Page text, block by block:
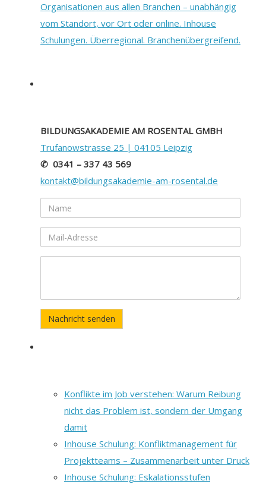
Organisationen aus allen Branchen – unabhängig
vom Standort, vor Ort oder online. Inhouse
Schulungen. Überregional. Branchenübergreifend.
BILDUNGSAKADEMIE AM ROSENTAL GMBH
Trufanowstrasse 25 | 04105 Leipzig
✆ 0341 – 337 43 569
kontakt@bildungsakademie-am-rosental.de
Name
Mail-
Konflikte im Job verstehen: Warum Reibung
nicht das Problem ist, sondern der Umgang
damit
Inhouse Schulung: Konfliktmanagement für
Projektteams – Zusammenarbeit unter Druck
Inhouse Schulung: Eskalationsstufen